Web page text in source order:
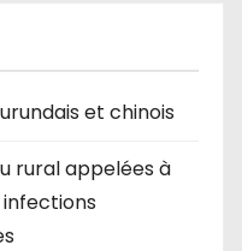
et chinois
rural appelées à